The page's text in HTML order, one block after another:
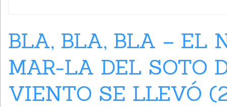
BLA, BLA, BLA – EL
MAR-LA DEL SOTO
VIENTO SE LLEVÓ